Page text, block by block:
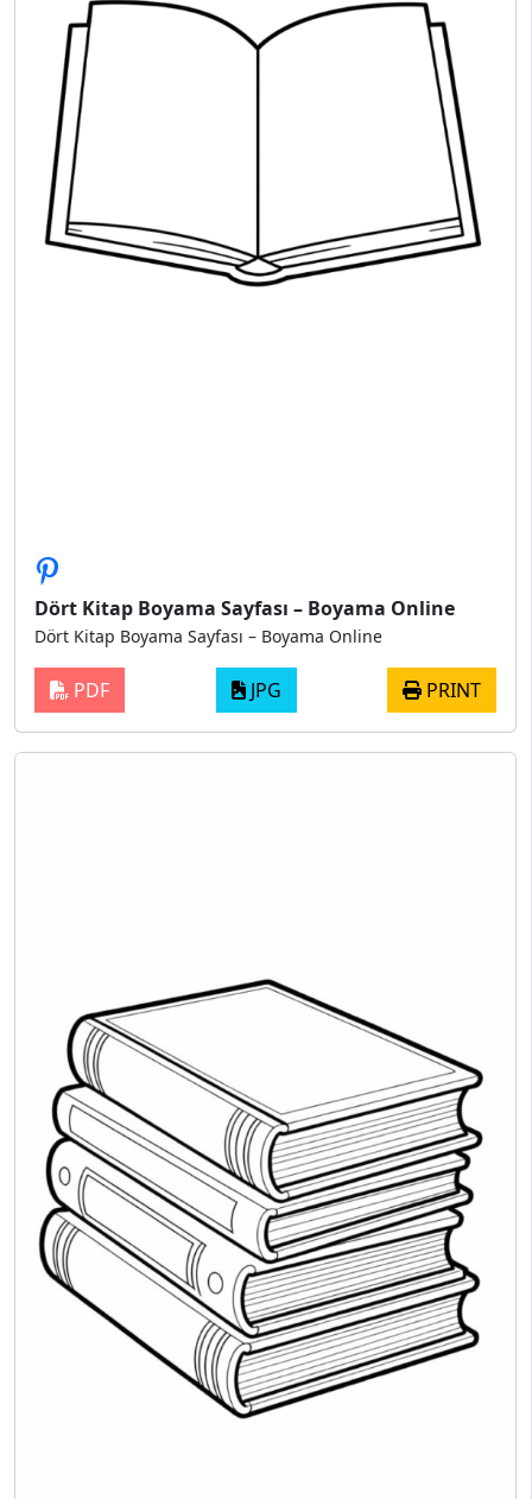
Dört Kitap Boyama Sayfası – Boyama Online
Dört Kitap Boyama Sayfası – Boyama Online
PDF JPG PRINT